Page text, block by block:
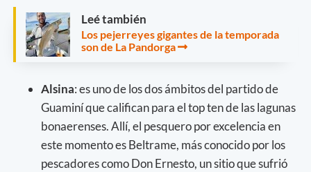
Leé también
Los pejerreyes gigantes de la temporada
son de La Pandorga
Alsina: es uno de los dos ámbitos del partido de
Guaminí que califican para el top ten de las lagunas
bonaerenses. Allí, el pesquero por excelencia en
este momento es Beltrame, más conocido por los
pescadores como Don Ernesto, un sitio que sufrió